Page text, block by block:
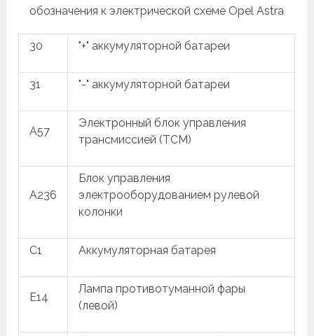
обозначения к электрической схеме Opel Astra
30 "+" аккумуляторной батареи
31 "-" аккумуляторной батареи
A57
Электронный блок управления
трансмиссией (TCM)
A236
Блок управления
электрооборудованием рулевой
колонки
C1 Аккумуляторная батарея
E14
Лампа противотуманной фары
(левой)